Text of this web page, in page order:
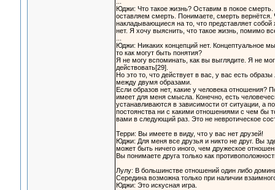
Юджи: Что такое жизнь? Оставим в покое
оставляем смерть. Понимаете, смерть вернётся.
накладывающиеся на то, что представляет
нет. Я хочу выяснить, что такое жизнь, помимо
Юджи: Никаких концепций нет. Концептуальное
то как могут быть понятия?
Я не могу вспоминать, как вы выглядите. Я не
действовать[29].
Но это то, что действует в вас, у вас есть
между двумя образами.
Если образов нет, какие у человека
имеет для меня смысла. Конечно, есть
устанавливаются в зависимости от ситуации, а
постоянства ни с какими отношениями с чем бы
вами в следующий раз. Это не невротическое
Терри: Вы имеете в виду, что у вас нет друзей!
Юджи: Для меня все друзья и никто не друг. Вы
может быть ничего иного, чем дружеское
Вы понимаете друга только как
Лулу: В большинстве отношений один либо
Середина возможна только при наличии
Юджи: Это искусная игра.